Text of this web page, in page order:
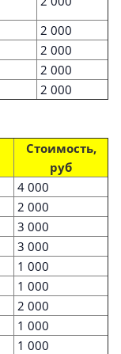
2 000
2 000
2 000
2 000
Стоимость,
руб
4 000
2 000
3 000
3 000
1 000
1 000
2 000
1 000
1 000